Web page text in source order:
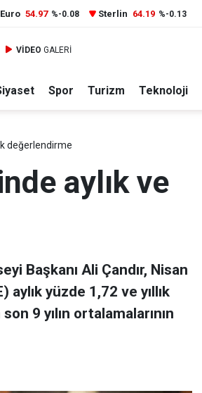
Euro 54.97 %-0.08 Sterlin 64.19 %-0.13
VİDEO GALERİ
Spor Turizm Teknoloji
değerlendirme
aylık ve
Başkanı Ali Çandır, Nisan
aylık yüzde 1,72 ve yıllık
9 yılın ortalamalarının